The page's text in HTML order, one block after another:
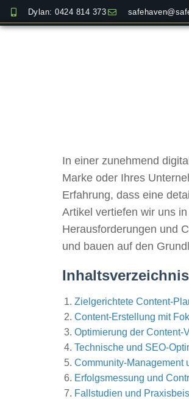
Dylan: 0424 814 373
In einer zunehmend
Marke oder Ihres
Erfahrung, dass eine
Artikel vertiefen wir uns
Herausforderungen und
und bauen auf den
Inhaltsverzeichnis
Zielgerichtete Content-
Content-Erstellung mit
Optimierung der Content-
Technische und SEO-
Community-Management
Erfolgsmessung und
Fallstudien und